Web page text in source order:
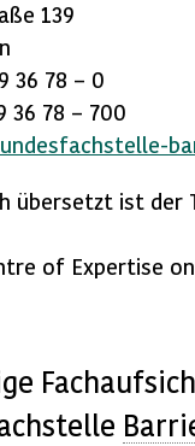
139
36 78 – 0
36 78 – 700
übersetzt ist der
of Expertise on